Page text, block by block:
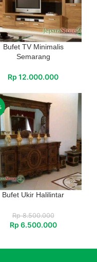
Bufet TV Minimalis
Semarang
Rp 12.000.000
Bufet Ukir Halilintar
Rp8.500.000
Rp 6.500.000